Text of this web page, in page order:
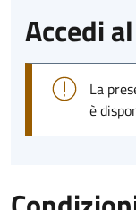
Accedi
La
è